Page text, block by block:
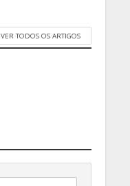
VER TODOS OS ARTIGOS